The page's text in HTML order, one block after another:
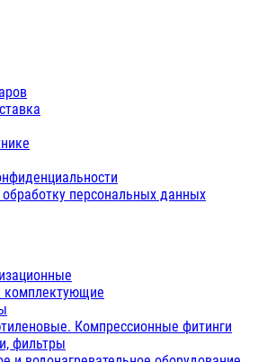
обработку персональных данных
комплектующие
Компрессионные фитинги
фильтры